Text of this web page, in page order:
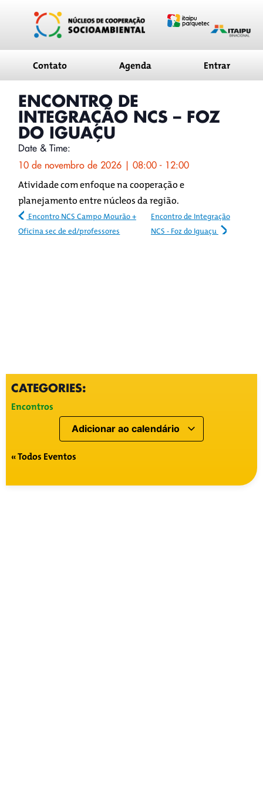
conteúdo
Contato Agenda Entrar
ENCONTRO DE
INTEGRAÇÃO NCS – FOZ
DO IGUAÇU
Date & Time:
10 de novembro de 2026 |08:00 - 12:00
Atividade com enfoque na cooperação e
planejamento entre núcleos da região.
Encontro NCS Campo Mourão +
Oficina sec de ed/professores
Encontro de Integração
NCS - Foz do Iguaçu
CATEGORIES:
Encontros
Adicionar ao calendário
« Todos Eventos